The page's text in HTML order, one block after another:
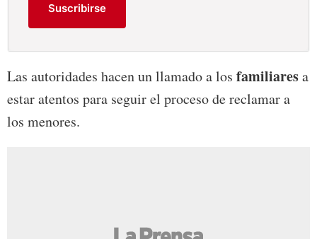
Suscribirse
Las autoridades hacen un llamado a los familiaresa
estar atentos para seguir el proceso de reclamar a
los menores.